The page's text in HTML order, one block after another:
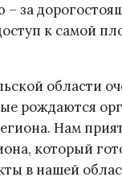
– за
к самой
области
рождаются
Нам
который
в нашей